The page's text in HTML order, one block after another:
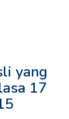
yang
17